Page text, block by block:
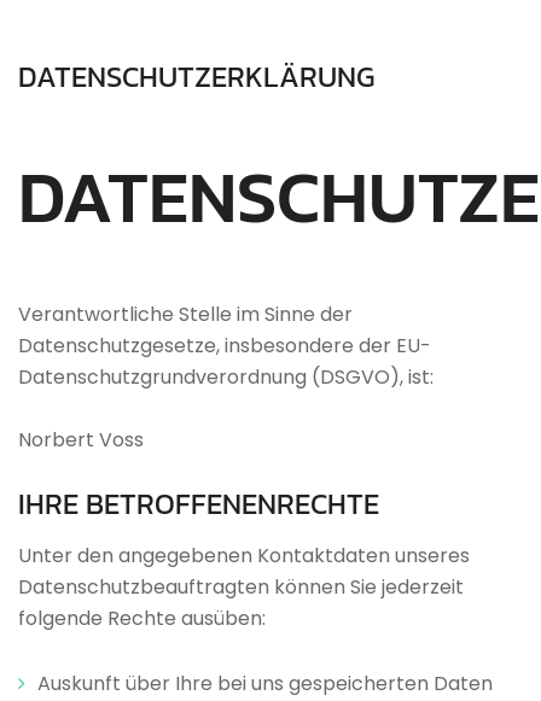
DATENSCHUTZERKLÄRUNG
Verantwortliche Stelle im Sinne der
Datenschutzgesetze, insbesondere der EU-
Datenschutzgrundverordnung (DSGVO), ist:
Norbert Voss
IHRE BETROFFENENRECHTE
Unter den angegebenen Kontaktdaten unseres
Datenschutzbeauftragten können Sie jederzeit
folgende Rechte ausüben:
Auskunft über Ihre bei uns gespeicherten Daten